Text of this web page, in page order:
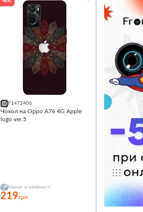
F1472406
Чохол на Oppo A76 4G Apple
logo ver.5
Немає в наявності
219грн